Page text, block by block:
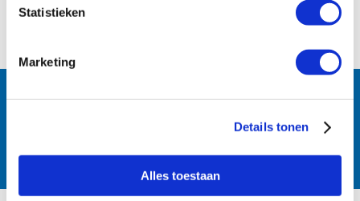
Statistieken
Marketing
Details tonen
Alles toestaan
Follow us: